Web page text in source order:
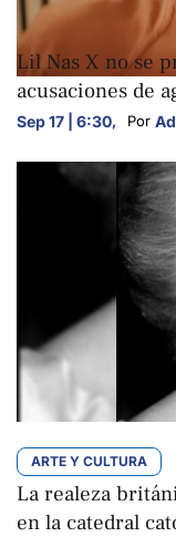
ARTE Y CULTURA
Lil Nas X no se
acusaciones de
Sep 17 | 6:30, Por
ARTE Y CULTURA
La realeza
en la catedral